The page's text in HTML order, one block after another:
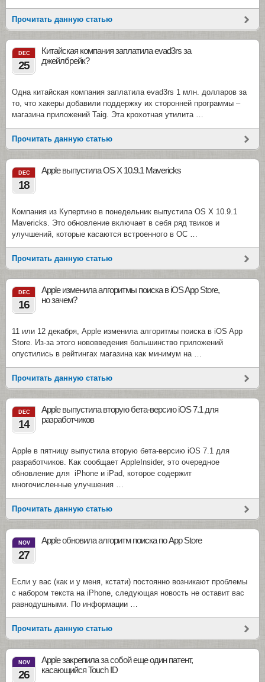
Прочитать данную статью
DEC
25
Китайская компания заплатила evad3rs за
джейлбрейк?
Одна китайская компания заплатила evad3rs 1 млн. долларов за
то, что хакеры добавили поддержку их сторонней программы –
магазина приложений Taig. Эта крохотная утилита …
Прочитать данную статью
DEC
18
Apple выпустила OS X 10.9.1 Mavericks
Компания из Купертино в понедельник выпустила OS X 10.9.1
Mavericks. Это обновление включает в себя ряд твиков и
улучшений, которые касаются встроенного в ОС …
Прочитать данную статью
DEC
16
Apple изменила алгоритмы поиска в iOS App Store,
но зачем?
11 или 12 декабря, Apple изменила алгоритмы поиска в iOS App
Store. Из-за этого нововведения большинство приложений
опустились в рейтингах магазина как минимум на …
Прочитать данную статью
DEC
14
Apple выпустила вторую бета-версию iOS 7.1 для
разработчиков
Apple в пятницу выпустила вторую бета-версию iOS 7.1 для
разработчиков. Как сообщает AppleInsider, это очередное
обновление для iPhone и iPad, которое содержит
многочисленные улучшения …
Прочитать данную статью
NOV
27
Apple обновила алгоритм поиска по App Store
Если у вас (как и у меня, кстати) постоянно возникают проблемы
с набором текста на iPhone, следующая новость не оставит вас
равнодушными. По информации …
Прочитать данную статью
NOV
26
Apple закрепила за собой еще один патент,
касающийся Touch ID